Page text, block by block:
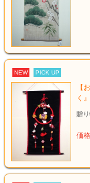
NEW PICK UP
【
く』
贈
価